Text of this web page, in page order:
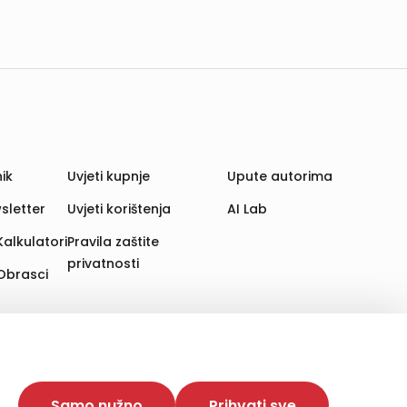
Time poboljšavamo korisničko iskustvo,
web stranica i uređaja u tu svrhu. Naši partneri
Uvjeti kupnje
Uvjeti korištenja
Pravila zaštite
privatnosti
Upute autorima
AI Lab